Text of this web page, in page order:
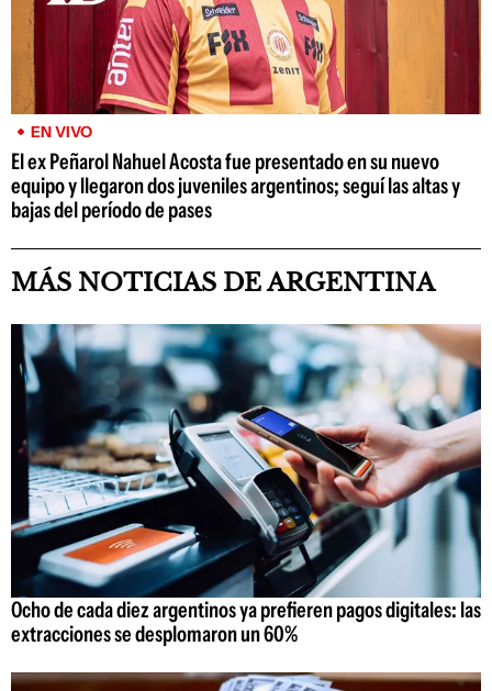
EN VIVO
El ex Peñarol Nahuel Acosta fue presentado en su nuevo
equipo y llegaron dos juveniles argentinos; seguí las altas y
bajas del período de pases
MÁS NOTICIAS DE ARGENTINA
Ocho de cada diez argentinos ya prefieren pagos digitales: las
extracciones se desplomaron un 60%